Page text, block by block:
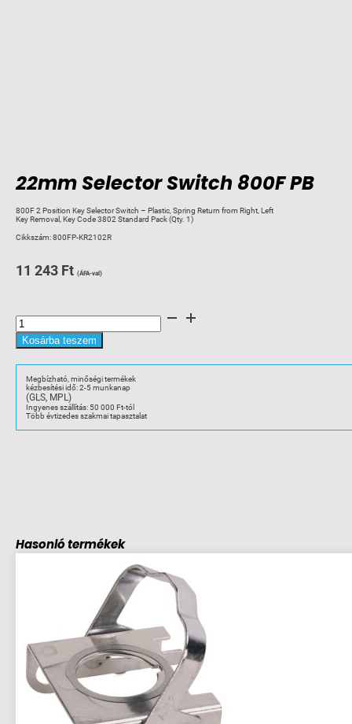
22mm Selector Switch 800F PB
800F 2 Position Key Selector Switch – Plastic, Spring Return from Right, Left
Key Removal, Key Code 3802 Standard Pack (Qty. 1)
Cikkszám:800FP-KR2102R
11 243 Ft (ÁFA-val)
Selector
Switch
800F
PB
Kosárba teszem
Megbízható, minőségi termékek
kézbesítési idő: 2-5 munkanap
(GLS, MPL)
Ingyenes szállítás: 50 000 Ft-tól
Több évtizedes szakmai tapasztalat
Hasonló termékek